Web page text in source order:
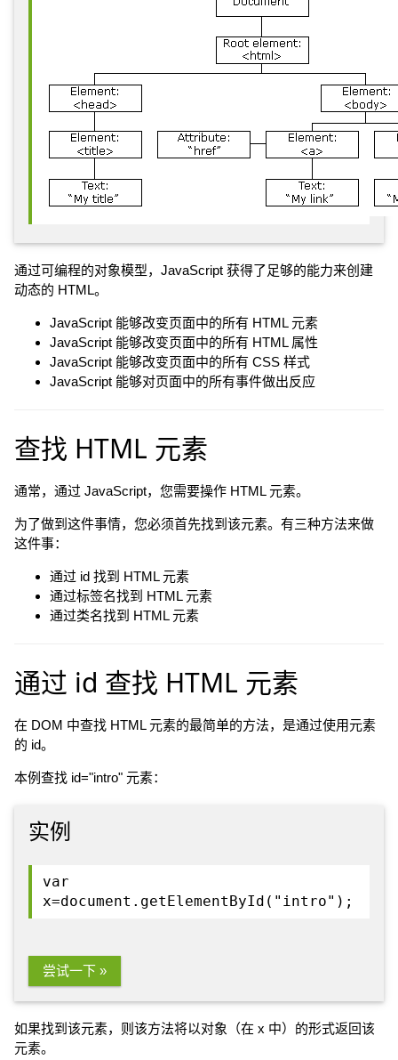
通过可编程的对象模型，JavaScript 获得了足够的能力来创建
动态的 HTML。
JavaScript 能够改变页面中的所有 HTML 元素
JavaScript 能够改变页面中的所有 HTML 属性
JavaScript 能够改变页面中的所有 CSS 样式
JavaScript 能够对页面中的所有事件做出反应
查找 HTML 元素
通常，通过 JavaScript，您需要操作 HTML 元素。
为了做到这件事情，您必须首先找到该元素。有三种方法来做
这件事：
通过 id 找到 HTML 元素
通过标签名找到 HTML 元素
通过类名找到 HTML 元素
通过 id 查找 HTML 元素
在 DOM 中查找 HTML 元素的最简单的方法，是通过使用元素
的 id。
本例查找 id="intro" 元素：
实例
var
x=document.getElementById("intro");
尝试一下 »
如果找到该元素，则该方法将以对象（在 x 中）的形式返回该
元素。